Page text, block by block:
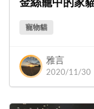
寵物貓
雅言
2020/11/30